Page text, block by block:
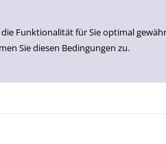
Funktionalität für Sie optimal
Sie diesen Bedingungen zu.